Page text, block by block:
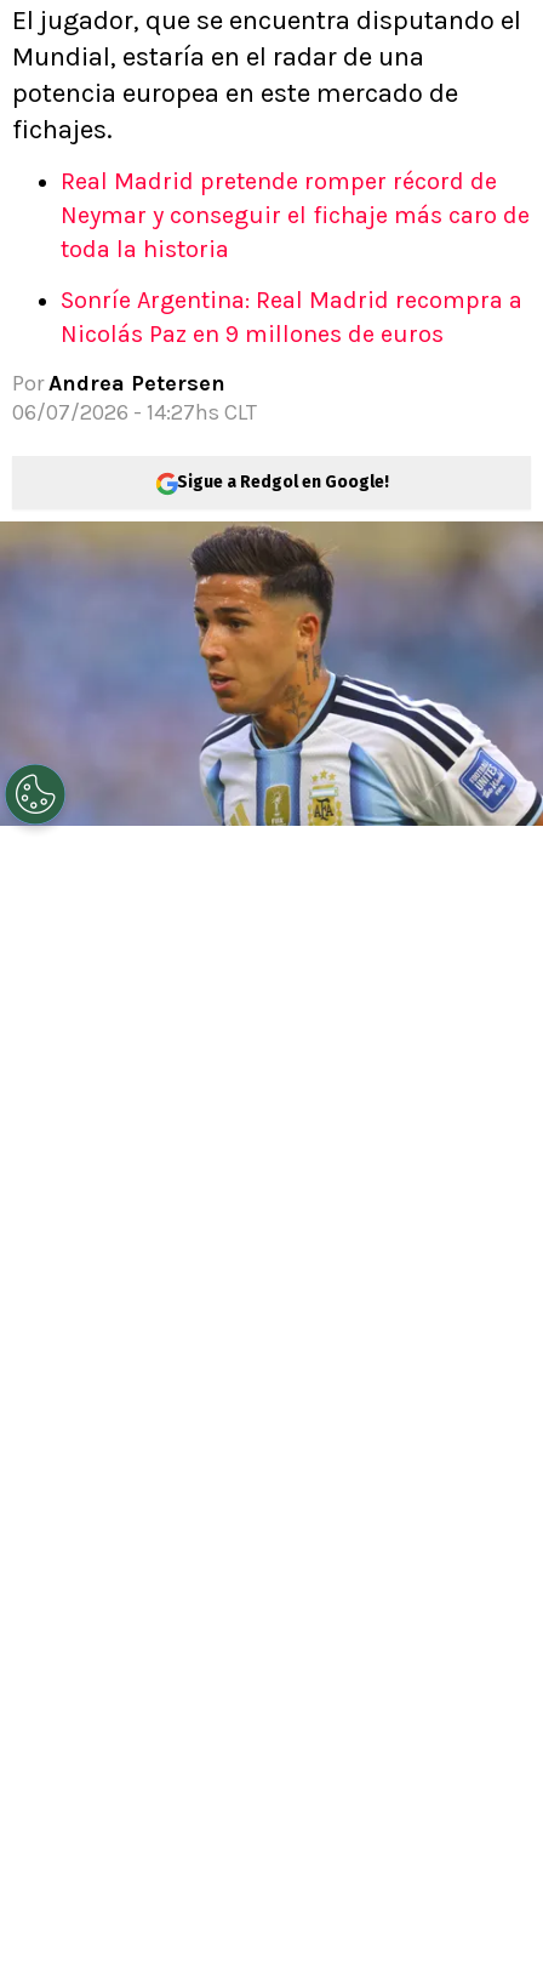
El jugador, que se encuentra disputando el
Mundial, estaría en el radar de una
potencia europea en este mercado de
fichajes.
Real Madrid pretende romper récord de
Neymar y conseguir el fichaje más caro de
toda la historia
Sonríe Argentina: Real Madrid recompra a
Nicolás Paz en 9 millones de euros
PorAndrea Petersen
06/07/2026 - 14:27hs CLT
Sigue a Redgol en Google!